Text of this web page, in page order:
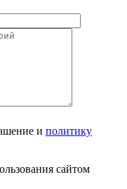
и политику
сайтом